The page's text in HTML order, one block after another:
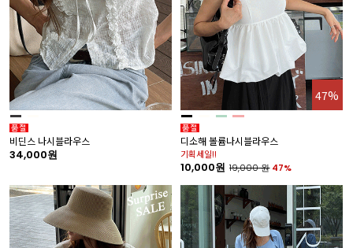
비딘스 나시블라우스
34,000원
47%
디소해 볼륨나시블라우스
기획세일!!
10,000원 19,000원 47%